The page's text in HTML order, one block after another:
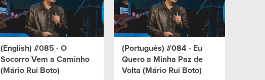
(English) #085 - O
Socorro Vem a Caminho
(Mário Rui Boto)
(Português) #084 - Eu
Quero a Minha Paz de
Volta (Mário Rui Boto)